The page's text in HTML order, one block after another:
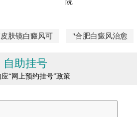
肤镜白癜风可 "合肥白癜风治愈
自助挂号
“网上预约挂号”政策